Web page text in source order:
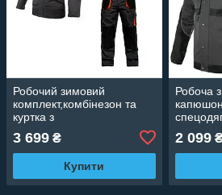
Робочий зимовий
комплект,комбінезон та
куртка з
спецодяг,уніформа тепла
Classic OC
3 699 ₴
Купити
Робоча
2 099